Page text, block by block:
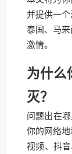
并提供一
泰国、马
激情。
为什么
灭？
问题出在
你的网络
视频、抖